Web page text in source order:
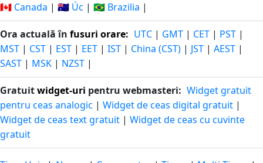
🇨🇦 Canada | 🇦🇺 Úc | 🇧🇷 Brazilia |
Ora actuală în fusuri orare: UTC | GMT | CET | PST |
MST | CST | EST | EET | IST | China (CST) | JST | AEST |
SAST | MSK | NZST |
Gratuitwidget-uri pentru webmasteri: Widget gratuit
pentru ceas analogic | Widget de ceas digital gratuit |
Widget de ceas text gratuit | Widget de ceas cu cuvinte
gratuit